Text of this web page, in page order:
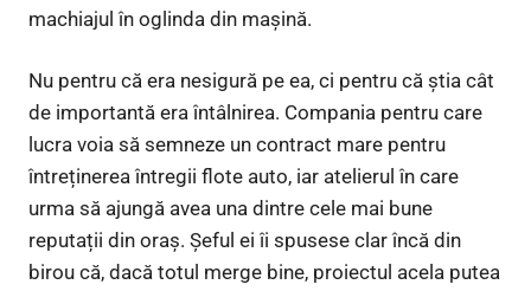
machiajul în oglinda din mașină.
Nu pentru că era nesigură pe ea, ci pentru că știa cât
de importantă era întâlnirea. Compania pentru care
lucra voia să semneze un contract mare pentru
întreținerea întregii flote auto, iar atelierul în care
urma să ajungă avea una dintre cele mai bune
reputații din oraș. Șeful ei îi spusese clar încă din
birou că, dacă totul merge bine, proiectul acela putea